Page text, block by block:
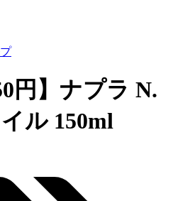
円】ナプラ N.
ル 150ml